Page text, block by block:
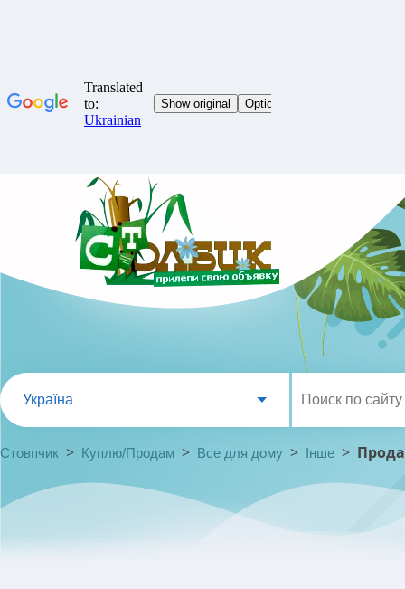
Україна
Стовпчик > Куплю/Продам > Все для дому > Інше >